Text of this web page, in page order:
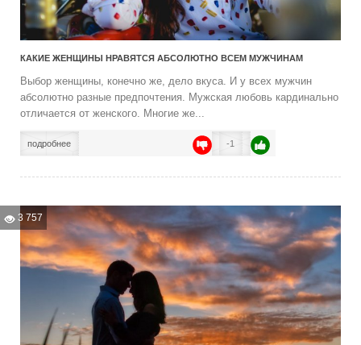
КАКИЕ ЖЕНЩИНЫ НРАВЯТСЯ АБСОЛЮТНО ВСЕМ МУЖЧИНАМ
Выбор женщины, конечно же, дело вкуса. И у всех мужчин
абсолютно разные предпочтения. Мужская любовь кардинально
отличается от женского. Многие же...
подробнее -1
3 757